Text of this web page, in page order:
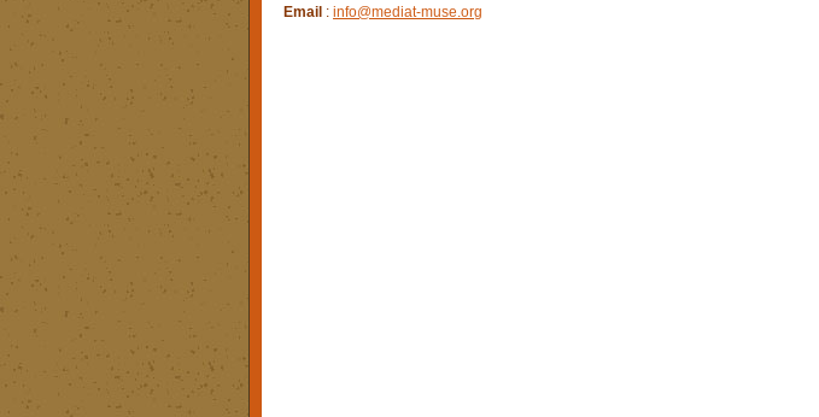
Email : info@mediat-muse.org